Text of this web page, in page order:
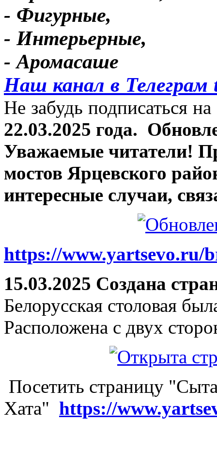
- Фигурные,
- Интерьерные,
- Аромасаше
Наш канал в Телеграм
Не забудь подписаться
22.03.2025 года.
Уважаемые читатели!
мостов Ярцевского
интересные случаи,
https://www.yartsevo.ru/
15.03.2025 Создана
Белорусская столовая
Расположена с двух
Посетить страницу
Хата" https://